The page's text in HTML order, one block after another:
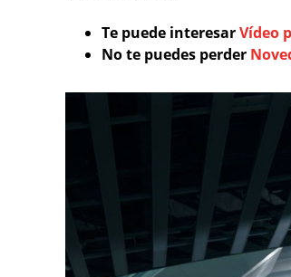
Te puede interesarVídeo
No te puedes perder